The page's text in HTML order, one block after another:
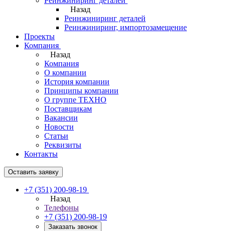
Назад
Реинжиниринг деталей
Реинжиниринг, импортозамещение
Проекты
Компания
Назад
Компания
О компании
История компании
Принципы компании
О группе ТЕХНО
Поставщикам
Вакансии
Новости
Статьи
Реквизиты
Контакты
Оставить заявку
+7 (351) 200-98-19
Назад
Телефоны
+7 (351) 200-98-19
Заказать звонок